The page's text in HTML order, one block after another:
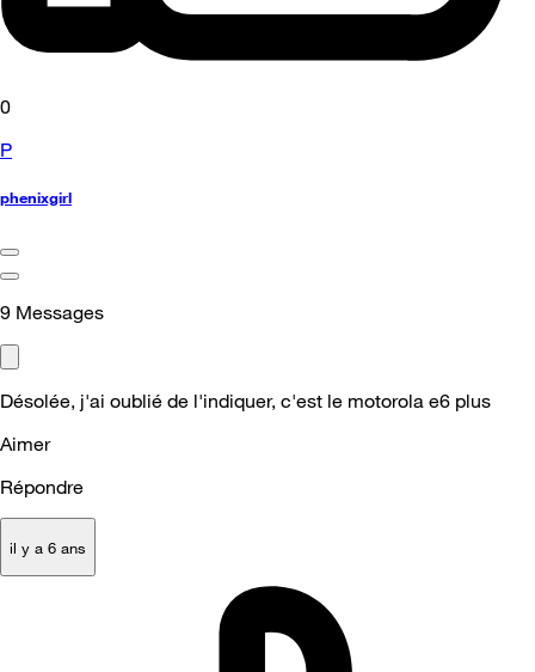
0
P
phenixgirl
9 Messages
Désolée, j'ai oublié de l'indiquer, c'est le motorola e6 plus
Aimer
Répondre
il y a 6 ans